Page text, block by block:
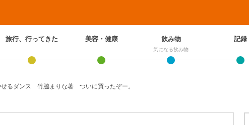
旅行、行ってきた 美容・健康 飲み物
気になる飲み物
記録
せるダンス 竹脇まりな著 ついに買ったぞー。